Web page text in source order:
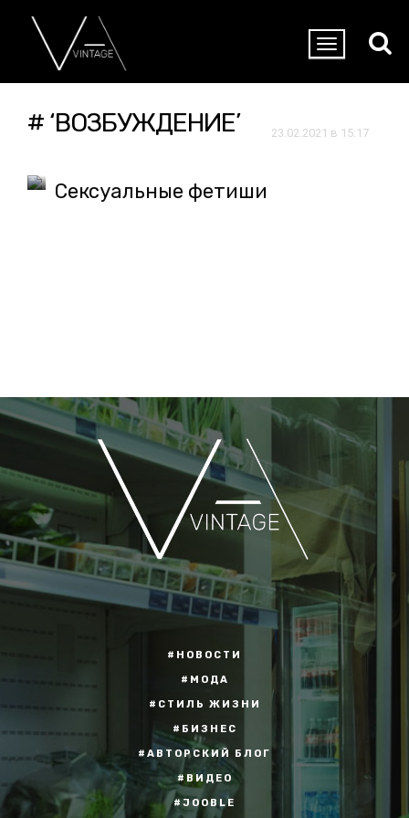
# ‘ВОЗБУЖДЕНИЕ’ 23.02.2021 в 15:17
Сексуальные фетиши
#НОВОСТИ
#МОДА
#СТИЛЬ ЖИЗНИ
#БИЗНЕС
#АВТОРСКИЙ БЛОГ
#ВИДЕО
#JOOBLE